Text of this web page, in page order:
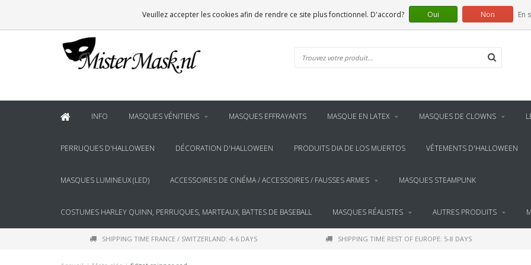
GRATIS BEZORGING
INFO MASQUES VÉNITIENS MASQUES EFFRAYANTS MASQUE EN LATEX MASQUES DE CLOWNS
PERRUQUES D'HALLOWEEN DÉCORATION D'HALLOWEEN PRODUITS DIA DE LOS MUERTOS VÊTEMENTS D'HALLOWEEN
MASQUES LUMINEUX (LED) ACCESSOIRES DE CINÉMA / ACCESSOIRES / FAUSSES ARMES MASQUES STEAMPUNK
COSTUMES HARLEY QUINN, PERRUQUES, MARTEAUX, BATTES DE BASEBALL MASQUES RÉALISTES AUTRES PRODUITS
SHIPPING TIME FRANCE / SWITZERLAND: 4-6 DAYS SHIPPING TIME REST OF EUROPE: 5-8 DAYS
Veuillez accepter les cookies afin de rendre ce site plus fonctionnel. D'accord? Oui Non En